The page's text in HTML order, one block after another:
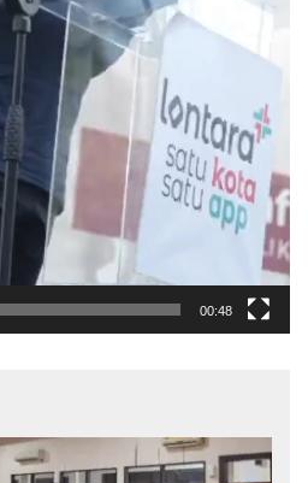
00:48